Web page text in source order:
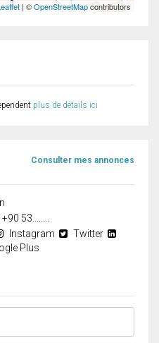
| ©OpenStreetMapcontributors
plus de détails ici
Consulter mes annonces
+90 53........
Instagram
Twitter
Plus